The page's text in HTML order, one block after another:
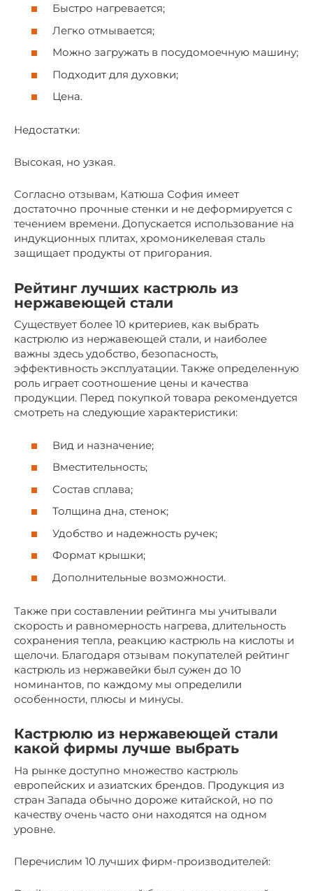
Быстро нагревается;
Легко отмывается;
Можно загружать в посудомоечную машину;
Подходит для духовки;
Цена.
Недостатки:
Высокая, но узкая.
Согласно отзывам, Катюша София имеет
достаточно прочные стенки и не деформируется с
течением времени. Допускается использование на
индукционных плитах, хромоникелевая сталь
защищает продукты от пригорания.
Рейтинг лучших кастрюль из
нержавеющей стали
Существует более 10 критериев, как выбрать
кастрюлю из нержавеющей стали, и наиболее
важны здесь удобство, безопасность,
эффективность эксплуатации. Также определенную
роль играет соотношение цены и качества
продукции. Перед покупкой товара рекомендуется
смотреть на следующие характеристики:
Вид и назначение;
Вместительность;
Состав сплава;
Толщина дна, стенок;
Удобство и надежность ручек;
Формат крышки;
Дополнительные возможности.
Также при составлении рейтинга мы учитывали
скорость и равномерность нагрева, длительность
сохранения тепла, реакцию кастрюль на кислоты и
щелочи. Благодаря отзывам покупателей рейтинг
кастрюль из нержавейки был сужен до 10
номинантов, по каждому мы определили
особенности, плюсы и минусы.
Кастрюлю из нержавеющей стали
какой фирмы лучше выбрать
На рынке доступно множество кастрюль
европейских и азиатских брендов. Продукция из
стран Запада обычно дороже китайской, но по
качеству очень часто они находятся на одном
уровне.
Перечислим 10 лучших фирм-производителей: